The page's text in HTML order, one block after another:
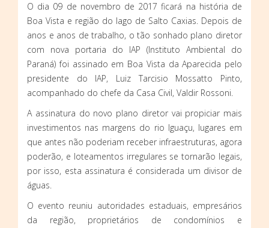
O dia 09 de novembro de 2017 ficará na história de
Boa Vista e região do lago de Salto Caxias. Depois de
anos e anos de trabalho, o tão sonhado plano diretor
com nova portaria do IAP (Instituto Ambiental do
Paraná) foi assinado em Boa Vista da Aparecida pelo
presidente do IAP, Luiz Tarcisio Mossatto Pinto,
acompanhado do chefe da Casa Civil, Valdir Rossoni.
A assinatura do novo plano diretor vai propiciar mais
investimentos nas margens do rio Iguaçu, lugares em
que antes não poderiam receber infraestruturas, agora
poderão, e loteamentos irregulares se tornarão legais,
por isso, esta assinatura é considerada um divisor de
águas.
O evento reuniu autoridades estaduais, empresários
da região, proprietários de condomínios e